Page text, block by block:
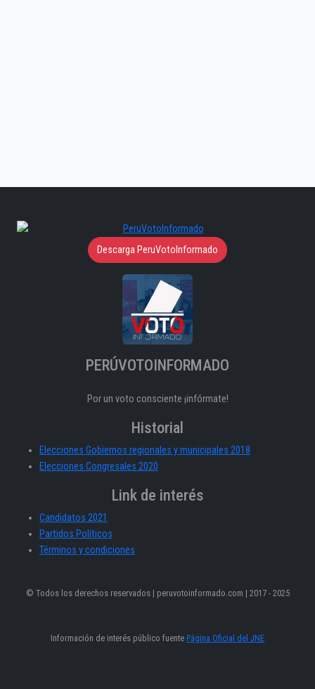
Descarga PeruVotoInformado
PERÚVOTOINFORMADO
Por un voto consciente ¡infórmate!
Historial
Elecciones Gobiernos regionales y municipales 2018
Elecciones Congresales 2020
Link de interés
Candidatos 2021
Partidos Políticos
Términos y condiciones
© Todos los derechos reservados | peruvotoinformado.com | 2017 - 2025
Información de interés público fuente Página Oficial del JNE